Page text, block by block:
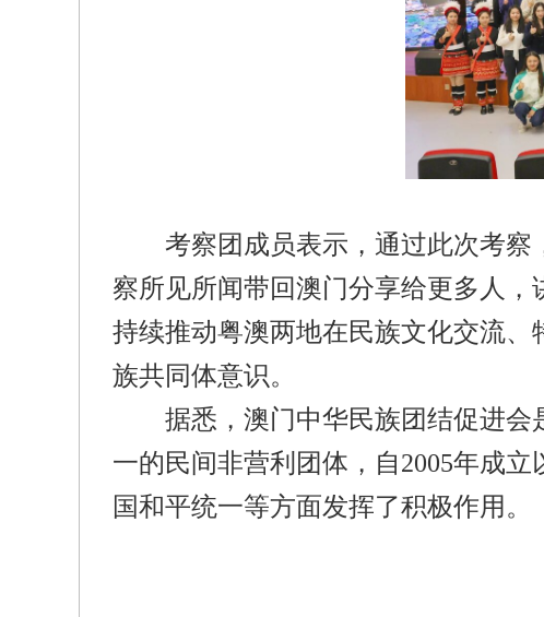
考察团成员表示，通过此次考
察所见所闻带回澳门分享给更多人，
持续推动粤澳两地在民族文化交流
族共同体意识。
据悉，澳门中华民族团结促进
一的民间非营利团体，自2005年成立
国和平统一等方面发挥了积极作用。